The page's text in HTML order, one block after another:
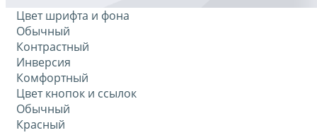
Цвет шрифта и фона
Обычный
Контрастный
Инверсия
Комфортный
Цвет кнопок и ссылок
Обычный
Красный